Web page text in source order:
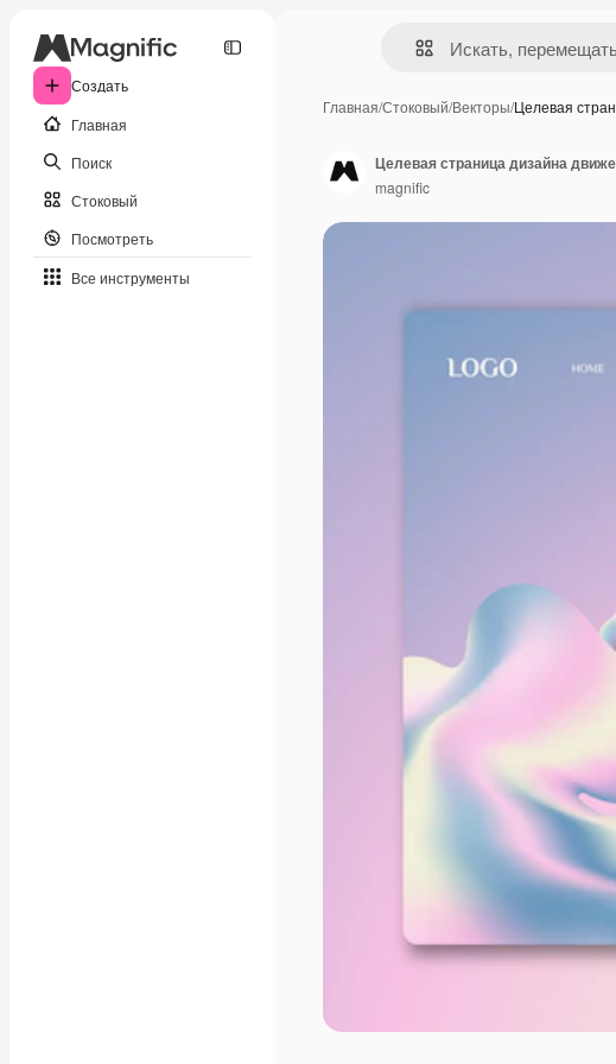
Создать
Главная
Поиск
Стоковый
Посмотреть
Все инструменты
Главная/Стоковый/Векторы/Целевая
Целевая страница дизайна
magnific